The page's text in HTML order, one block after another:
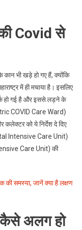
Covid से
कान भी खड़े हो गए हैं, क्योंकि
में ही मचाया है। इसलिए
हो गई है और इससे लड़ने के
COVID Care Ward)
कलेक्टर को ये निर्देश दे दिए
Intensive Care Unit)
Care Unit) की
की समस्या, जानें क्या है लक्षण
कैसे अलग हो